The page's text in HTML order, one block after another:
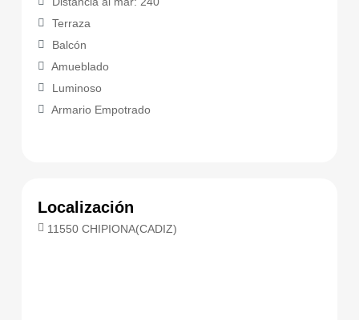
Terraza
Balcón
Amueblado
Luminoso
Armario Empotrado
Localización
11550 CHIPIONA(CADIZ)